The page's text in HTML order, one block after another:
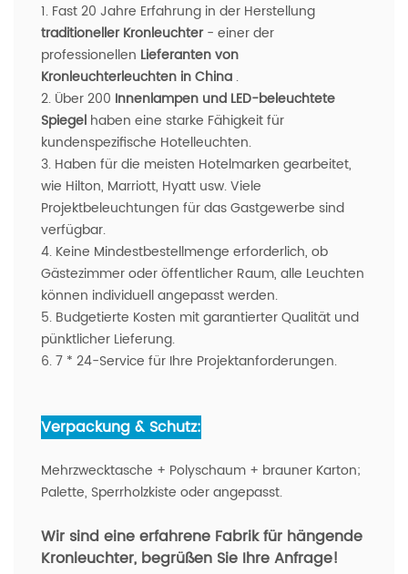
1. Fast 20 Jahre Erfahrung in der Herstellung
traditioneller Kronleuchter- einer der
professionellen Lieferanten von
Kronleuchterleuchten in China .
2. Über 200 Innenlampen und LED-beleuchtete
Spiegel haben eine starke Fähigkeit für
kundenspezifische Hotelleuchten.
3. Haben für die meisten Hotelmarken gearbeitet,
wie Hilton, Marriott, Hyatt usw. Viele
Projektbeleuchtungen für das Gastgewerbe sind
verfügbar.
4. Keine Mindestbestellmenge erforderlich, ob
Gästezimmer oder öffentlicher Raum, alle Leuchten
können individuell angepasst werden.
5. Budgetierte Kosten mit garantierter Qualität und
pünktlicher Lieferung.
6. 7 * 24-Service für Ihre Projektanforderungen.
Verpackung & Schutz:
Mehrzwecktasche + Polyschaum + brauner Karton;
Palette, Sperrholzkiste oder angepasst.
Wir sind eine erfahrene Fabrik für hängende
Kronleuchter, begrüßen Sie Ihre Anfrage!